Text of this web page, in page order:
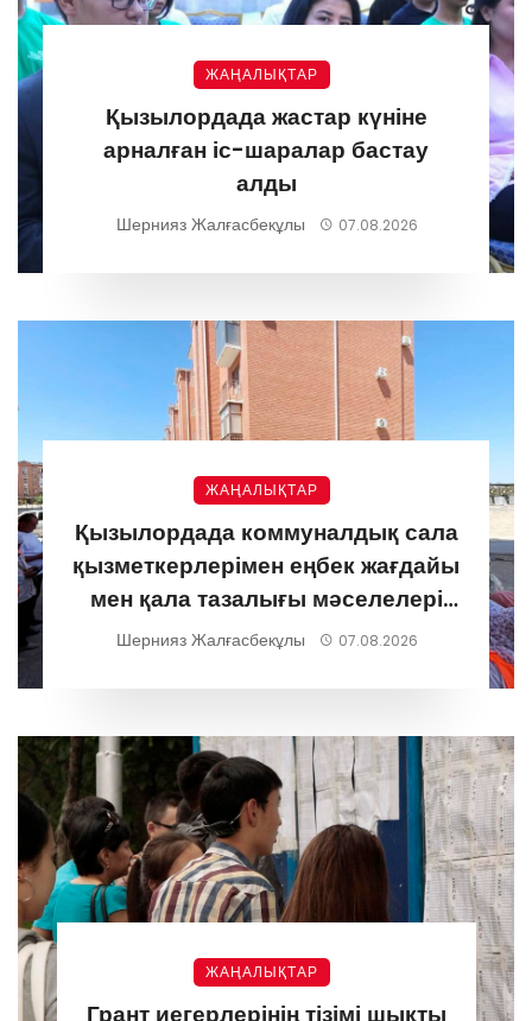
ЖАҢАЛЫҚТАР
Қызылордада жастар күніне
арналған іс-шаралар бастау
алды
Шернияз Жалғасбекұлы 07.08.2026
ЖАҢАЛЫҚТАР
Қызылордада коммуналдық сала
қызметкерлерімен еңбек жағдайы
мен қала тазалығы мәселелері
талқыланды
Шернияз Жалғасбекұлы 07.08.2026
ЖАҢАЛЫҚТАР
Грант иегерлерінің тізімі шықты